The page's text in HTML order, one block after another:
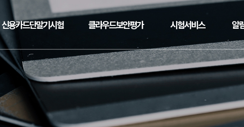
신용카드단말기시험 클라우드보안평가 시험서비스 알